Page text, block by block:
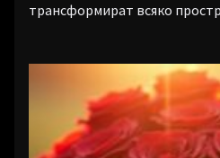
трансформират всяко